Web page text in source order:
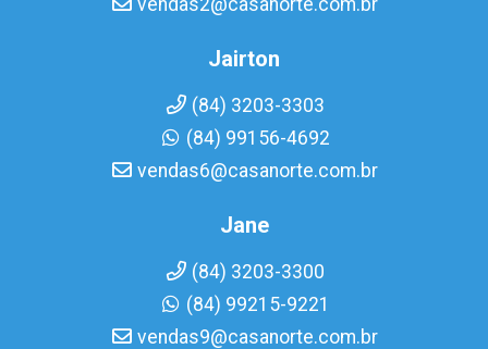
vendas2@casanorte.com.br
Jairton
(84) 3203-3303
(84) 99156-4692
vendas6@casanorte.com.br
Jane
(84) 3203-3300
(84) 99215-9221
vendas9@casanorte.com.br